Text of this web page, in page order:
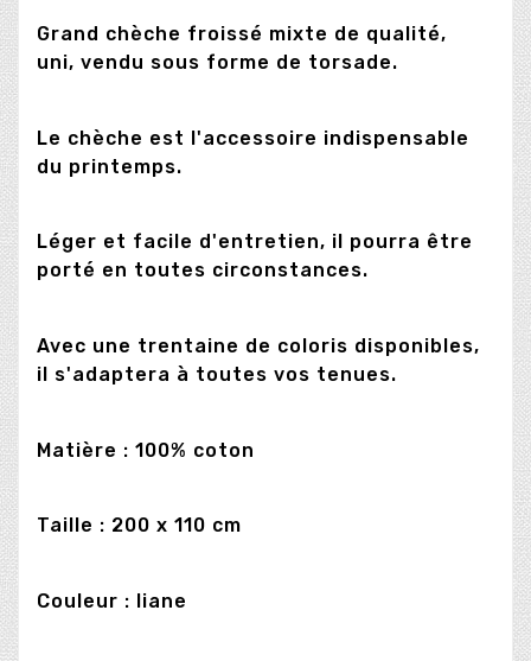
Grand chèche froissé mixte de qualité,
uni, vendu sous forme de torsade.
Le chèche est l'accessoire indispensable
du printemps.
Léger et facile d'entretien, il pourra être
porté en toutes circonstances.
Avec une trentaine de coloris disponibles,
il s'adaptera à toutes vos tenues.
Matière : 100% coton
Taille : 200 x 110 cm
Couleur : liane